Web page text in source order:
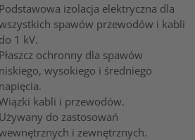
Podstawowa izolacja elektryczna dla
spawów przewodów i kabli
do 1 kV.
Płaszcz ochronny dla spawów
niskiego, wysokiego i średniego
napięcia.
kabli i przewodów.
Używany do zastosowań
i zewnętrznych.